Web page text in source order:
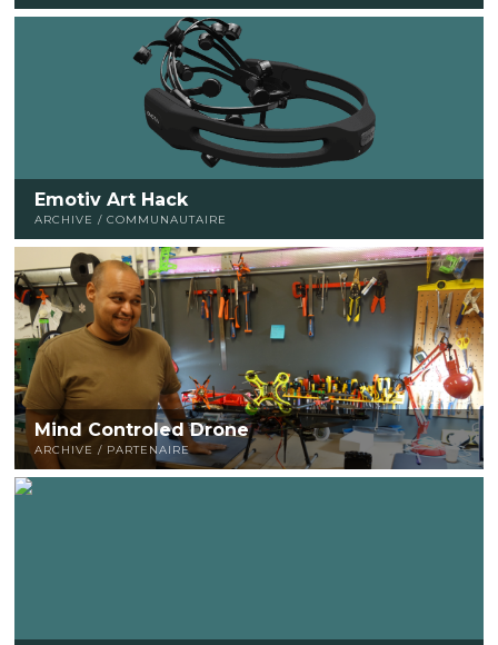
Emotiv Art Hack
ARCHIVE / COMMUNAUTAIRE
Mind Controled Drone
ARCHIVE / PARTENAIRE